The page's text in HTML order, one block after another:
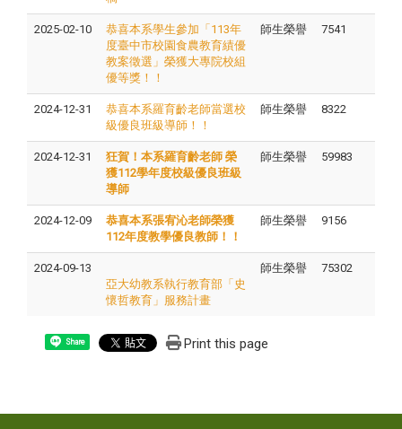
2025-02-10
恭喜本系學生參加「113年
度臺中市校園食農教育績優
教案徵選」榮獲大專院校組
優等獎！！
師生榮譽 7541
2024-12-31
恭喜本系羅育齡老師當選校
級優良班級導師！！
師生榮譽 8322
2024-12-31
狂賀！本系羅育齡老師 榮
獲112學年度校級優良班級
導師
師生榮譽 59983
2024-12-09
恭喜本系張宥沁老師榮獲
112年度教學優良教師！！
師生榮譽 9156
2024-09-13
亞大幼教系執行教育部「史
懷哲教育」服務計畫
師生榮譽 75302
Share Print this page